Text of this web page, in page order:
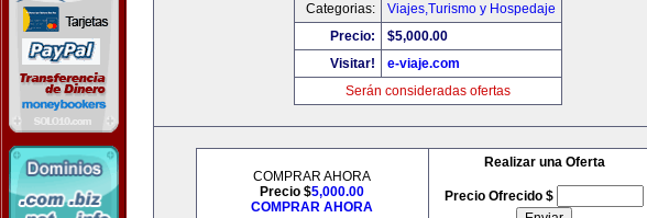
Categorias:
Viajes,Turismo y Hospedaje
Precio:
$5,000.00
Visitar!
e-viaje.com
Serán consideradas ofertas
COMPRAR AHORA
Precio $5,000.00
COMPRAR AHORA
Realizar una Oferta
Precio Ofrecido $